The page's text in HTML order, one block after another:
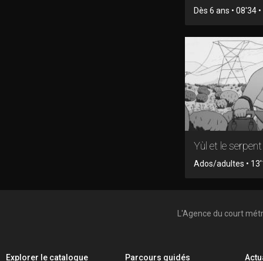
Dès 6 ans • 08'34
Yùl et le serpent
Ados/adultes •
L'Agence du court
Explorer le catalogue
Parcours guidés